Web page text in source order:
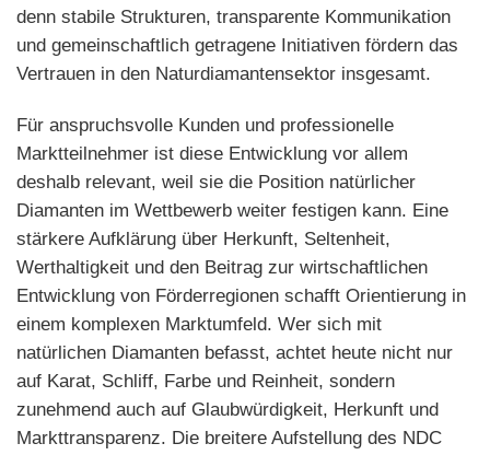
denn stabile Strukturen, transparente Kommunikation
und gemeinschaftlich getragene Initiativen fördern das
Vertrauen in den Naturdiamantensektor insgesamt.
Für anspruchsvolle Kunden und professionelle
Marktteilnehmer ist diese Entwicklung vor allem
deshalb relevant, weil sie die Position natürlicher
Diamanten im Wettbewerb weiter festigen kann. Eine
stärkere Aufklärung über Herkunft, Seltenheit,
Werthaltigkeit und den Beitrag zur wirtschaftlichen
Entwicklung von Förderregionen schafft Orientierung in
einem komplexen Marktumfeld. Wer sich mit
natürlichen Diamanten befasst, achtet heute nicht nur
auf Karat, Schliff, Farbe und Reinheit, sondern
zunehmend auch auf Glaubwürdigkeit, Herkunft und
Markttransparenz. Die breitere Aufstellung des NDC